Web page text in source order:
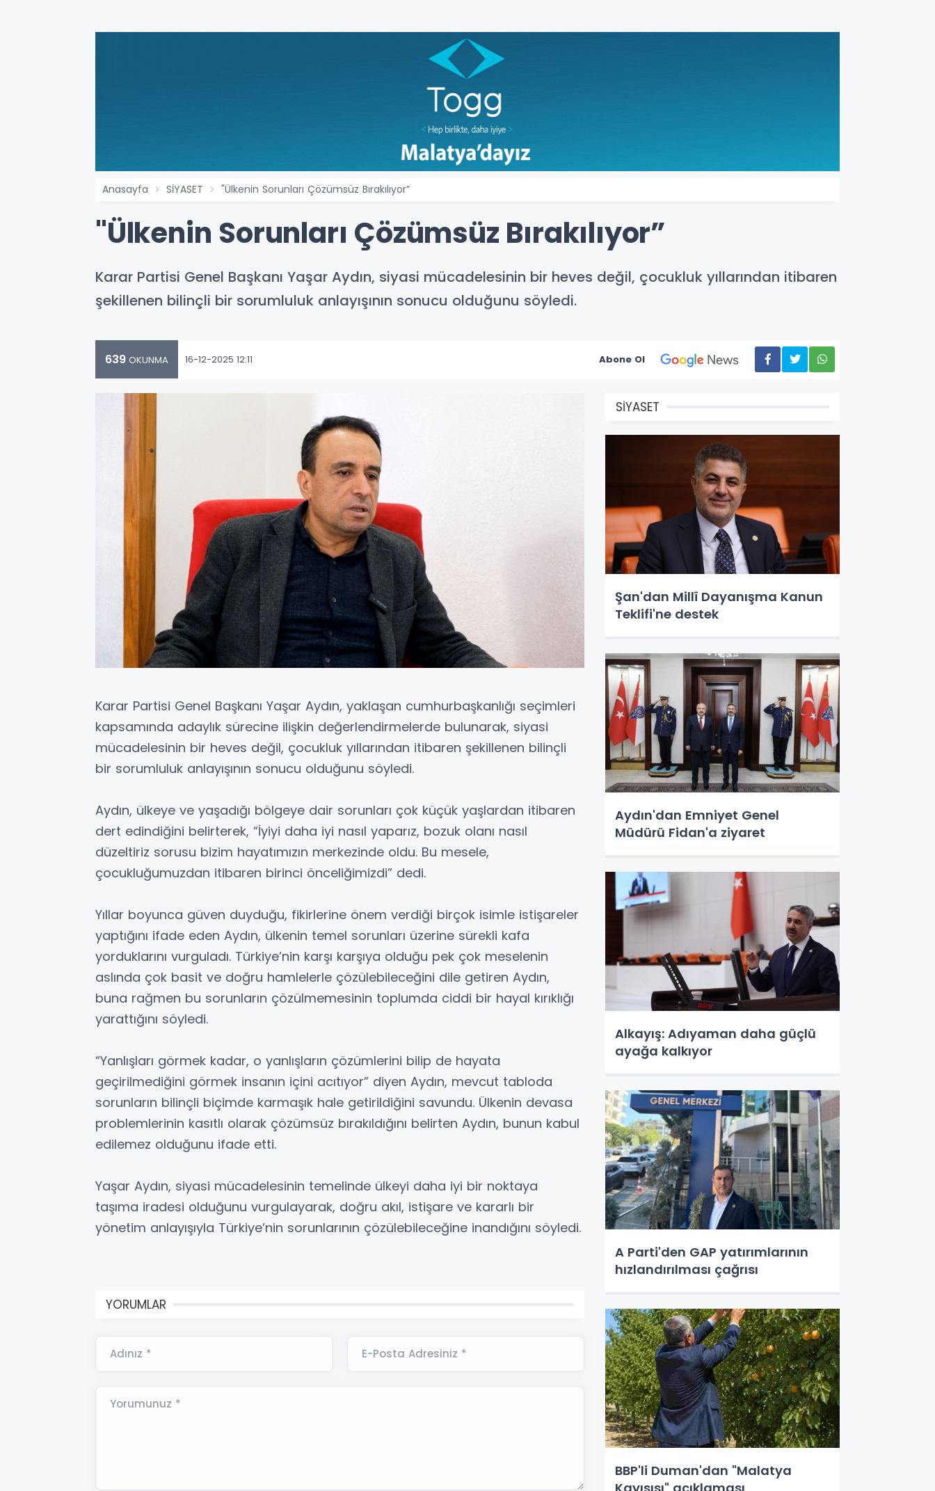
Anasayfa SİYASET "Ülkenin Sorunları Çözümsüz Bırakılıyor”
"Ülkenin Sorunları Çözümsüz Bırakılıyor”
Karar Partisi Genel Başkanı Yaşar Aydın, siyasi mücadelesinin bir heves değil, çocukluk yıllarından itibaren
şekillenen bilinçli bir sorumluluk anlayışının sonucu olduğunu söyledi.
639 OKUNMA 16-12-2025 12:11 Abone Ol
Karar Partisi Genel Başkanı Yaşar Aydın, yaklaşan cumhurbaşkanlığı seçimleri
kapsamında adaylık sürecine ilişkin değerlendirmelerde bulunarak, siyasi
mücadelesinin bir heves değil, çocukluk yıllarından itibaren şekillenen bilinçli
bir sorumluluk anlayışının sonucu olduğunu söyledi.
Aydın, ülkeye ve yaşadığı bölgeye dair sorunları çok küçük yaşlardan itibaren
dert edindiğini belirterek, “İyiyi daha iyi nasıl yaparız, bozuk olanı nasıl
düzeltiriz sorusu bizim hayatımızın merkezinde oldu. Bu mesele,
çocukluğumuzdan itibaren birinci önceliğimizdi” dedi.
Yıllar boyunca güven duyduğu, fikirlerine önem verdiği birçok isimle istişareler
yaptığını ifade eden Aydın, ülkenin temel sorunları üzerine sürekli kafa
yorduklarını vurguladı. Türkiye’nin karşı karşıya olduğu pek çok meselenin
aslında çok basit ve doğru hamlelerle çözülebileceğini dile getiren Aydın,
buna rağmen bu sorunların çözülmemesinin toplumda ciddi bir hayal kırıklığı
yarattığını söyledi.
“Yanlışları görmek kadar, o yanlışların çözümlerini bilip de hayata
geçirilmediğini görmek insanın içini acıtıyor” diyen Aydın, mevcut tabloda
sorunların bilinçli biçimde karmaşık hale getirildiğini savundu. Ülkenin devasa
problemlerinin kasıtlı olarak çözümsüz bırakıldığını belirten Aydın, bunun kabul
edilemez olduğunu ifade etti.
Yaşar Aydın, siyasi mücadelesinin temelinde ülkeyi daha iyi bir noktaya
taşıma iradesi olduğunu vurgulayarak, doğru akıl, istişare ve kararlı bir
yönetim anlayışıyla Türkiye’nin sorunlarının çözülebileceğine inandığını söyledi.
YORUMLAR
Adınız * E-Posta Adresiniz *
Yorumunuz *
SİYASET
Şan'dan Millî Dayanışma Kanun
Teklifi'ne destek
Aydın'dan Emniyet Genel
Müdürü Fidan'a ziyaret
Alkayış: Adıyaman daha güçlü
ayağa kalkıyor
A Parti'den GAP yatırımlarının
hızlandırılması çağrısı
BBP'li Duman'dan "Malatya